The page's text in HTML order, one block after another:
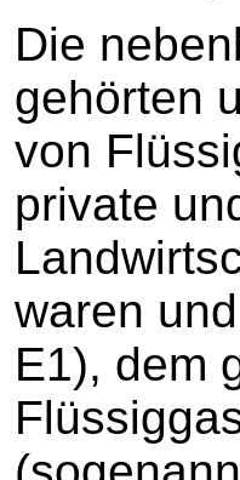
Die
gehörten
von
private
waren
E1), dem